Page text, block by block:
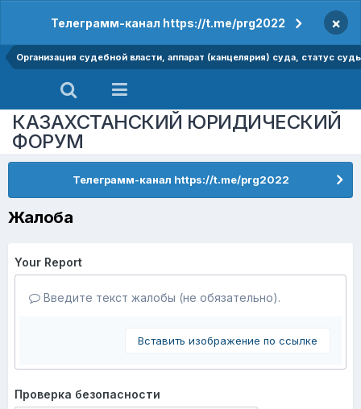
Телеграмм-канал https://t.me/prg2022 ×
Организация судебной власти, аппарат (канцелярия) суда, статус
КАЗАХСТАНСКИЙ ЮРИДИЧЕСКИЙ
ФОРУМ
Телеграмм-канал https://t.me/prg2022
Жалоба
Your Report
Введите текст жалобы (не обязательно).
Вставить изображение по ссылке
Проверка безопасности